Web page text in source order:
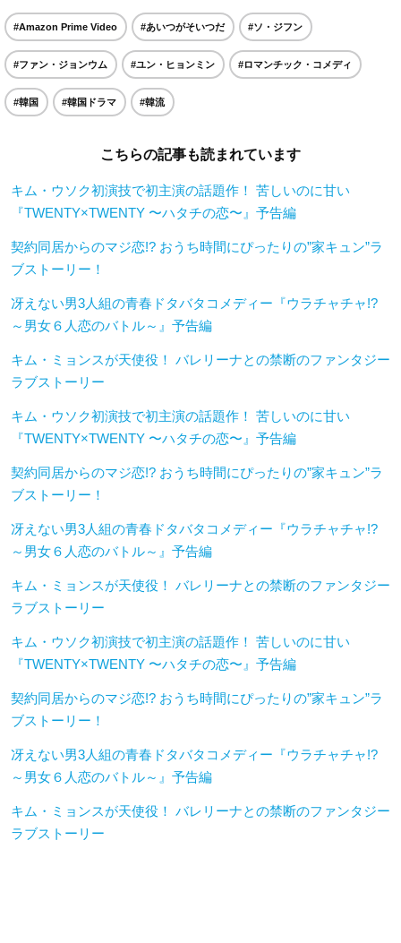
#Amazon Prime Video #あいつがそいつだ #ソ・ジフン
#ファン・ジョンウム #ユン・ヒョンミン #ロマンチック・コメディ
#韓国 #韓国ドラマ #韓流
こちらの記事も読まれています
キム・ウソク初演技で初主演の話題作！ 苦しいのに甘い
『TWENTY×TWENTY 〜ハタチの恋〜』予告編
契約同居からのマジ恋!? おうち時間にぴったりの”家キュン”ラ
ブストーリー！
冴えない男3人組の青春ドタバタコメディー『ウラチャチャ!?
～男女６人恋のバトル～』予告編
キム・ミョンスが天使役！ バレリーナとの禁断のファンタジー
ラブストーリー
キム・ウソク初演技で初主演の話題作！ 苦しいのに甘い
『TWENTY×TWENTY 〜ハタチの恋〜』予告編
契約同居からのマジ恋!? おうち時間にぴったりの”家キュン”ラ
ブストーリー！
冴えない男3人組の青春ドタバタコメディー『ウラチャチャ!?
～男女６人恋のバトル～』予告編
キム・ミョンスが天使役！ バレリーナとの禁断のファンタジー
ラブストーリー
キム・ウソク初演技で初主演の話題作！ 苦しいのに甘い
『TWENTY×TWENTY 〜ハタチの恋〜』予告編
契約同居からのマジ恋!? おうち時間にぴったりの”家キュン”ラ
ブストーリー！
冴えない男3人組の青春ドタバタコメディー『ウラチャチャ!?
～男女６人恋のバトル～』予告編
キム・ミョンスが天使役！ バレリーナとの禁断のファンタジー
ラブストーリー